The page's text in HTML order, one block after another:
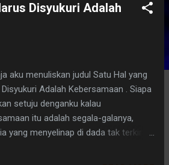
Disyukuri Adalah
aku menuliskan judul Satu Hal yang
Adalah Kebersamaan . Siapa
setuju denganku kalau
itu adalah segala-galanya,
yang menyelinap di dada tak terkira